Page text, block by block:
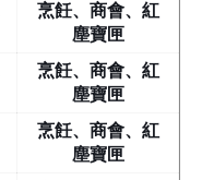
烹飪、商會、紅
塵寶匣
烹飪、商會、紅
塵寶匣
烹飪、商會、紅
塵寶匣